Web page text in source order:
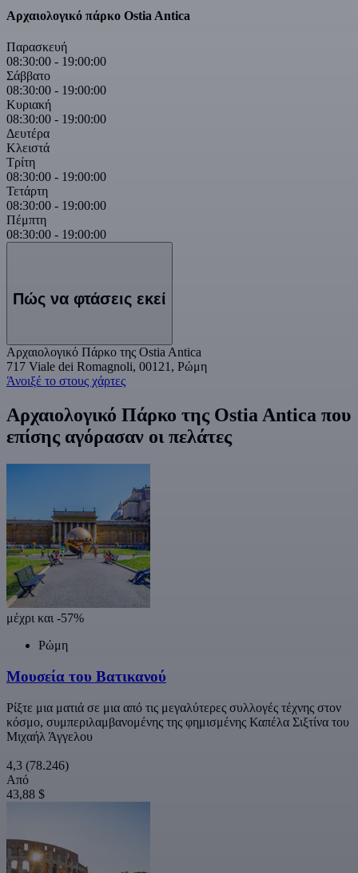
Αρχαιολογικό πάρκο Ostia Antica
Παρασκευή
08:30:00 - 19:00:00
Σάββατο
08:30:00 - 19:00:00
Κυριακή
08:30:00 - 19:00:00
Δευτέρα
Κλειστά
Τρίτη
08:30:00 - 19:00:00
Τετάρτη
08:30:00 - 19:00:00
Πέμπτη
08:30:00 - 19:00:00
Πώς να φτάσεις εκεί
Αρχαιολογικό Πάρκο της Ostia Antica
717 Viale dei Romagnoli, 00121, Ρώμη
Άνοιξέ το στους χάρτες
Αρχαιολογικό Πάρκο της Ostia Antica που
επίσης αγόρασαν οι πελάτες
μέχρι και -57%
Ρώμη
Μουσεία του Βατικανού
Ρίξτε μια ματιά σε μια από τις μεγαλύτερες συλλογές τέχνης στον
κόσμο, συμπεριλαμβανομένης της φημισμένης Καπέλα Σιξτίνα του
Μιχαήλ Άγγελου
4,3 (78.246)
Από
43,88 $